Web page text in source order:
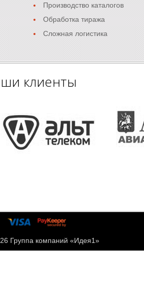
Производство каталогов
Обработка тиража
Сложная логистика
клиенты
Группа компаний «Идея1»